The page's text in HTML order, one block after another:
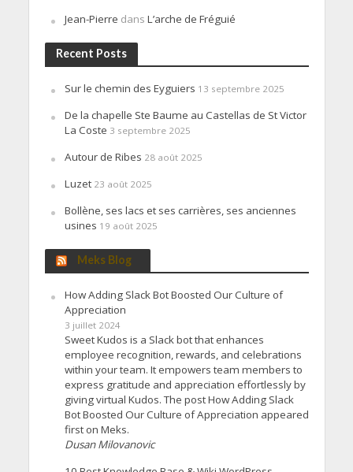
Jean-Pierre dans L’arche de Fréguié
Recent Posts
Sur le chemin des Eyguiers 13 septembre 2025
De la chapelle Ste Baume au Castellas de St Victor
La Coste 3 septembre 2025
Autour de Ribes 28 août 2025
Luzet 23 août 2025
Bollène, ses lacs et ses carrières, ses anciennes
usines 19 août 2025
Meks Blog
How Adding Slack Bot Boosted Our Culture of
Appreciation
3 juillet 2024
Sweet Kudos is a Slack bot that enhances
employee recognition, rewards, and celebrations
within your team. It empowers team members to
express gratitude and appreciation effortlessly by
giving virtual Kudos. The post How Adding Slack
Bot Boosted Our Culture of Appreciation appeared
first on Meks.
Dusan Milovanovic